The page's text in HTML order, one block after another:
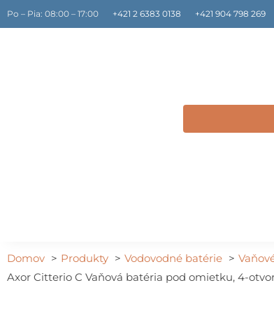
Preskočiť
na
Po – Pia: 08:00 – 17:00 +421 2 6383 0138 +421 904 798 269
Domov Produkty Vodovodné batérie
Axor Citterio C Vaňová batéria pod omietku, 4-